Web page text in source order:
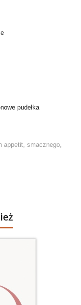
pudełka
appetit, smacznego,